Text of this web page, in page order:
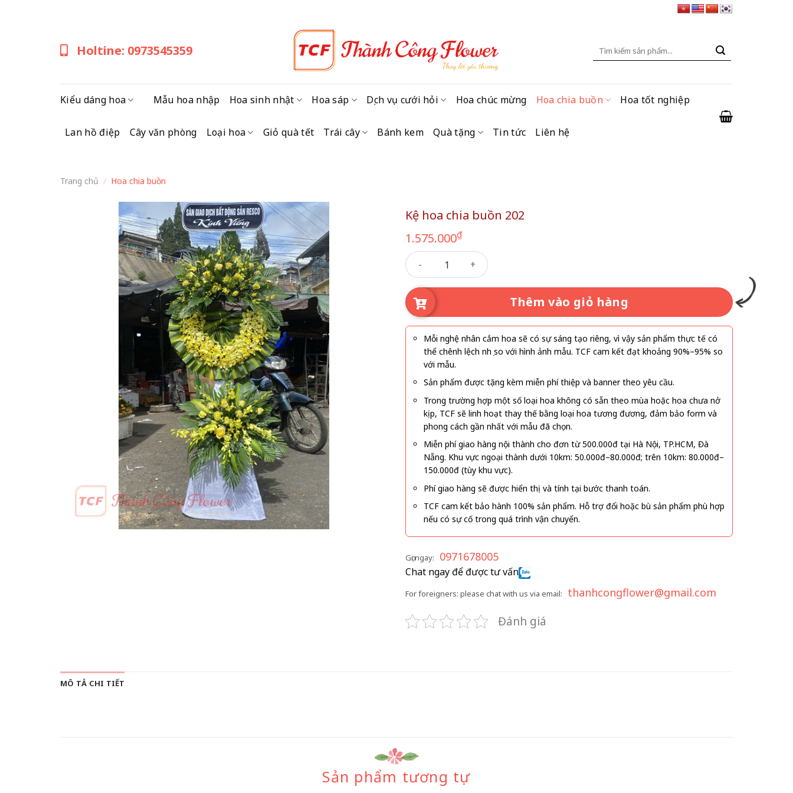
Holtine: 0973545359
Tìm
Kiểu dáng hoa Mẫu hoa nhập Hoa sinh nhật Hoa sáp Dịch vụ cưới hỏi Hoa chúc mừng Hoa chia buồn Hoa tốt nghiệp
Lan hồ điệp Cây văn phòng Loại hoa Giỏ quà tết Trái cây Bánh kem Quà tặng Tin tức Liên hệ
Trang chủ / Hoa chia buồn
Kệ hoa chia buồn 202
1.575.000₫
Kệ hoa chia buồn 202 số lượng
Thêm vào giỏ hàng
Mỗi nghệ nhân cắm hoa sẽ có sự sáng tạo riêng, vì vậy sản phẩm thực tế có
thể chênh lệch nhẹ so với hình ảnh mẫu. TCF cam kết đạt khoảng 90%–95% so
với mẫu.
Sản phẩm được tặng kèm miễn phí thiệp và banner theo yêu cầu.
Trong trường hợp một số loại hoa không có sẵn theo mùa hoặc hoa chưa nở
kịp, TCF sẽ linh hoạt thay thế bằng loại hoa tương đương, đảm bảo form và
phong cách gần nhất với mẫu đã chọn.
Miễn phí giao hàng nội thành cho đơn từ 500.000đ tại Hà Nội, TP.HCM, Đà
Nẵng. Khu vực ngoại thành dưới 10km: 50.000đ–80.000đ; trên 10km: 80.000đ–
150.000đ (tùy khu vực).
Phí giao hàng sẽ được hiển thị và tính tại bước thanh toán.
TCF cam kết bảo hành 100% sản phẩm. Hỗ trợ đổi hoặc bù sản phẩm phù hợp
nếu có sự cố trong quá trình vận chuyển.
Gọi ngay: 0971678005
Chat ngay để được tư vấn
For foreigners: please chat with us via email: thanhcongflower@gmail.com
Đánh giá
MÔ TẢ CHI TIẾT
Sản phẩm tương tự